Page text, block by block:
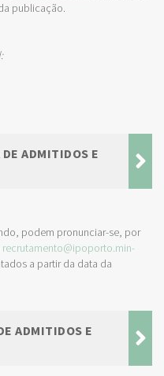
publicação.
ADMITIDOS E
podem pronunciar-se, por
recrutamento@ipoporto.min-
a partir da data da
ADMITIDOS E